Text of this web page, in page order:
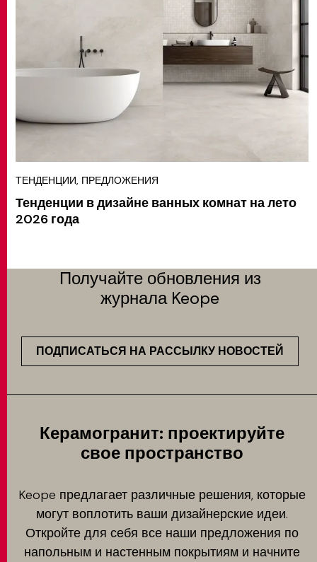
ТЕНДЕНЦИИ, ПРЕДЛОЖЕНИЯ
Тенденции в дизайне ванных комнат на лето
2026 года
Получайте обновления из
журнала Keope
ПОДПИСАТЬСЯ НА РАССЫЛКУ НОВОСТЕЙ
Керамогранит: проектируйте
свое пространство
Keope предлагает различные решения, которые
могут воплотить ваши дизайнерские идеи.
Откройте для себя все наши предложения по
напольным и настенным покрытиям и начните